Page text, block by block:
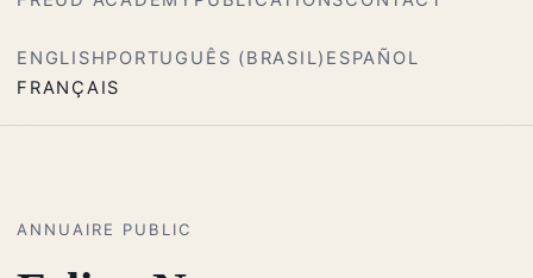
ENGLISHPORTUGUÊS (BRASIL) ESPAÑOL
FRANÇAIS
ANNUAIRE PUBLIC